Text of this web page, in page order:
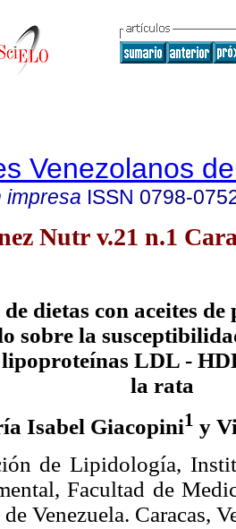
Venezolanos
impresa ISSN 0798-
Nutr v.21 n.1
dietas con aceites
sobre la
lipoproteínas LDL -
la rata
Isabel Giacopini1 y
de Lipidología,
Facultad de
Venezuela. Caracas,